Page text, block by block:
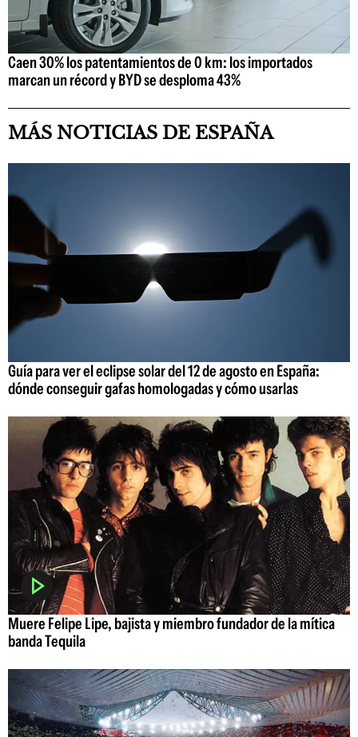
Caen 30% los patentamientos de 0 km: los importados
marcan un récord y BYD se desploma 43%
MÁS NOTICIAS DE ESPAÑA
Guía para ver el eclipse solar del 12 de agosto en España:
dónde conseguir gafas homologadas y cómo usarlas
Muere Felipe Lipe, bajista y miembro fundador de la mítica
banda Tequila